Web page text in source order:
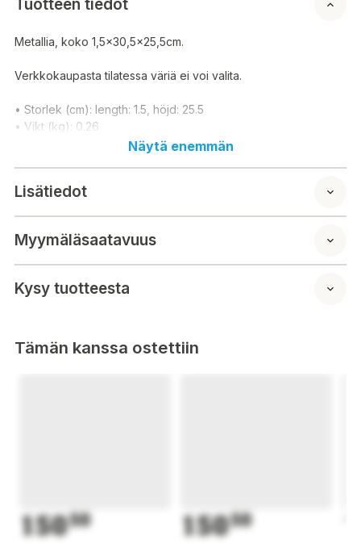
Tuotteen tiedot
Metallia, koko 1,5x30,5x25,5cm.
Verkkokaupasta tilatessa väriä ei voi valita.
• Storlek (cm): length: 1.5, höjd: 25.5
• Vikt (kg): 0.26
Näytä enemmän
Lisätiedot
Myymäläsaatavuus
Kysy tuotteesta
Tämän kanssa ostettiin
15050 15050